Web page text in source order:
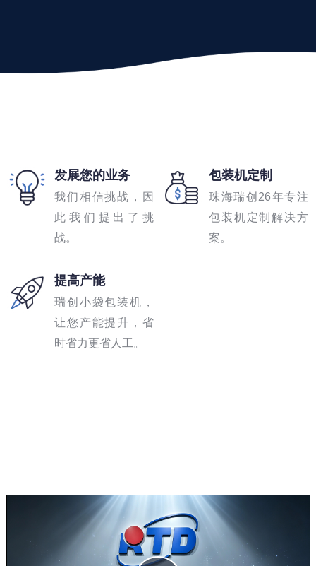
发展您的业务
我们相信挑战，因
此我们提出了挑
战。
包装机定制
珠海瑞创26年专注
包装机定制解决方
案。
提高产能
瑞创小袋包装机，
让您产能提升，省
时省力更省人工。